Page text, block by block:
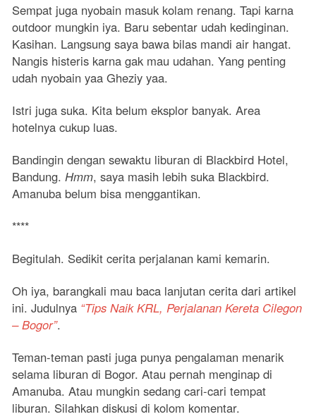
Sempat juga nyobain masuk kolam renang. Tapi karna
outdoor mungkin iya. Baru sebentar udah kedinginan.
Kasihan. Langsung saya bawa bilas mandi air hangat.
Nangis histeris karna gak mau udahan. Yang penting
udah nyobain yaa Gheziy yaa.
Istri juga suka. Kita belum eksplor banyak. Area
hotelnya cukup luas.
Bandingin dengan sewaktu liburan di Blackbird Hotel,
Bandung. Hmm, saya masih lebih suka Blackbird.
Amanuba belum bisa menggantikan.
****
Begitulah. Sedikit cerita perjalanan kami kemarin.
Oh iya, barangkali mau baca lanjutan cerita dari artikel
ini. Judulnya “Tips Naik KRL, Perjalanan Kereta Cilegon
– Bogor”.
Teman-teman pasti juga punya pengalaman menarik
selama liburan di Bogor. Atau pernah menginap di
Amanuba. Atau mungkin sedang cari-cari tempat
liburan. Silahkan diskusi di kolom komentar.